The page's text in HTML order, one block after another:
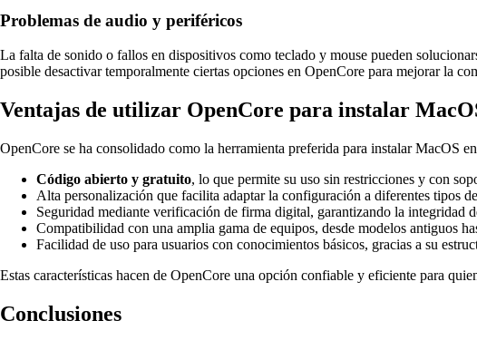
Problemas de audio y periféricos
La falta de sonido o fallos en dispositivos como teclado y mouse pueden
posible desactivar temporalmente ciertas opciones en OpenCore para mejorar la
Ventajas de utilizar OpenCore para instalar
OpenCore se ha consolidado como la herramienta preferida para instalar MacOS
Código abierto y gratuito, lo que permite su uso sin restricciones y con
Alta personalización que facilita adaptar la configuración a diferentes tipos
Seguridad mediante verificación de firma digital, garantizando la integridad
Compatibilidad con una amplia gama de equipos, desde modelos antiguos
Facilidad de uso para usuarios con conocimientos básicos, gracias a su
Estas características hacen de OpenCore una opción confiable y eficiente para
Conclusiones